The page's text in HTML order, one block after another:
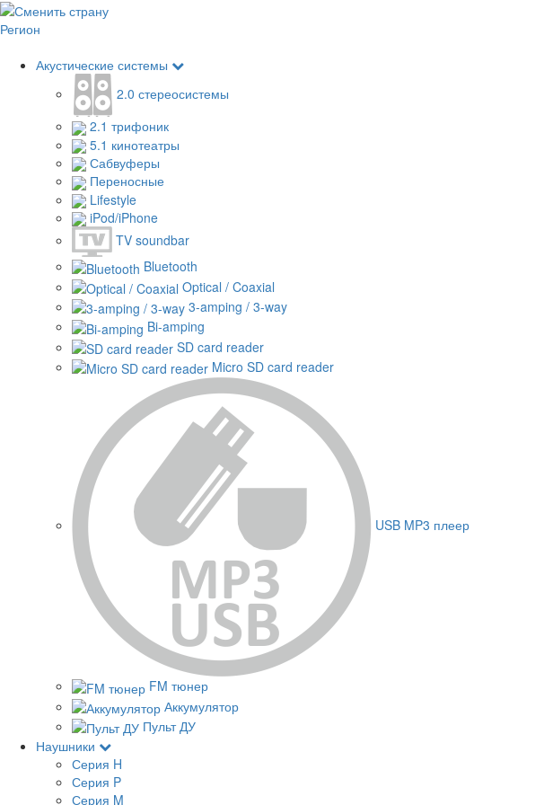
Регион
Акустические системы
2.0 стереосистемы
2.1 трифоник
5.1 кинотеатры
Сабвуферы
Переносные
Lifestyle
iPod/iPhone
TV soundbar
Bluetooth
Optical / Coaxial
3-amping / 3-way
Bi-amping
SD card reader
Micro SD card reader
USB MP3 плеер
FM тюнер
Аккумулятор
Пульт ДУ
Наушники
Серия H
Серия P
Серия M